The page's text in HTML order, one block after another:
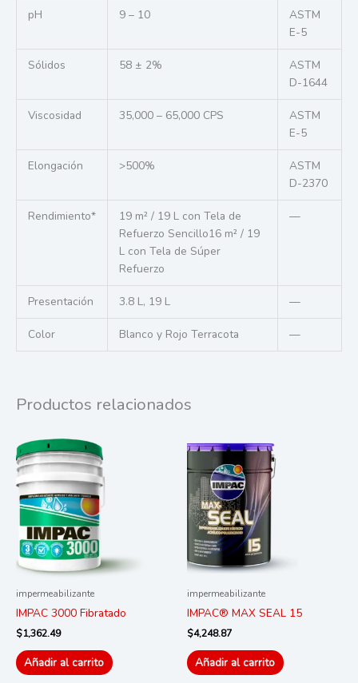
pH 9 – 10
ASTM
E-5
Sólidos 58 ± 2%
ASTM
D-1644
Viscosidad 35,000 – 65,000 CPS
ASTM
E-5
Elongación >500%
ASTM
D-2370
Rendimiento*
19 m² / 19 L con Tela de
Refuerzo Sencillo16 m² / 19
L con Tela de Súper
Refuerzo
—
Presentación 3.8 L, 19 L —
Color Blanco y Rojo Terracota —
Productos relacionados
impermeabilizante
IMPAC 3000 Fibratado
$1,362.49
Añadir al carrito
impermeabilizante
IMPAC® MAX SEAL 15
$4,248.87
Añadir al carrito